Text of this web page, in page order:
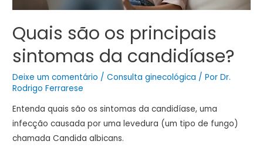
Quais são os principais
sintomas da candidíase?
Deixe um comentário /Consulta ginecológica / PorDr.
Rodrigo Ferrarese
Entenda quais são os sintomas da candidíase, uma
infecção causada por uma levedura (um tipo de fungo)
chamada Candida albicans.